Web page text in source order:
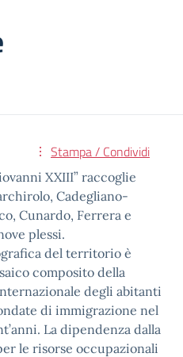
Stampa / Condividi
XXIII” raccoglie
Cadegliano-
Cunardo, Ferrera e
plessi.
del territorio è
composito della
degli abitanti
di immigrazione nel
La dipendenza dalla
le risorse occupazionali